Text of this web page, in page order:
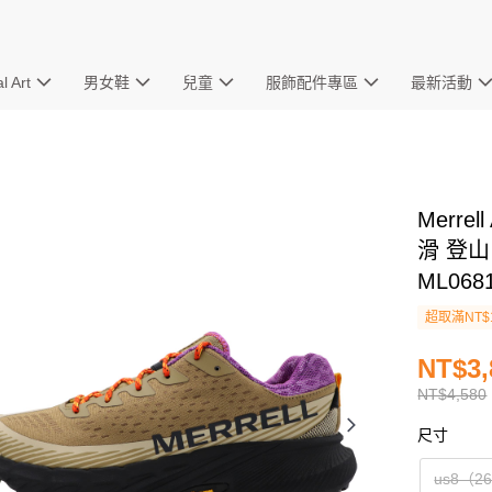
Art 男女鞋 兒童 服飾配件專區 最新活動
Merrell
滑 登
超取滿
NT$4,580
尺寸
us8（